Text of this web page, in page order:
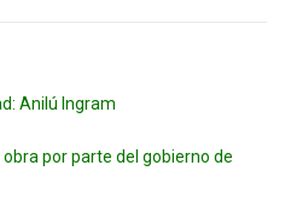
Anilú Ingram
por parte del gobierno de